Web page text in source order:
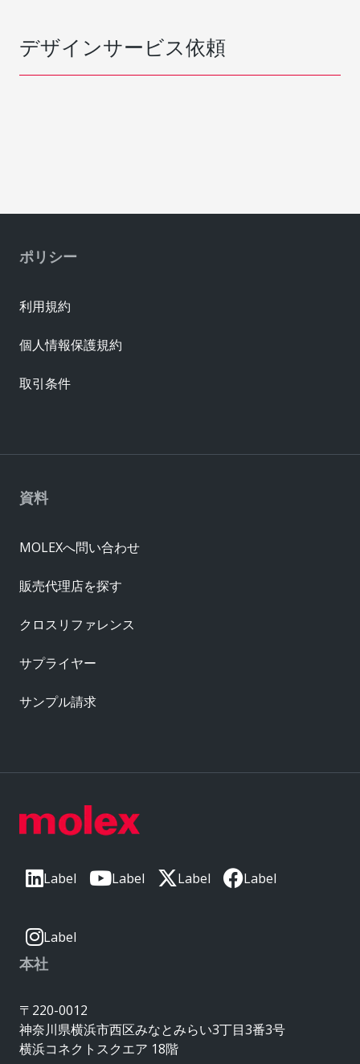
デザインサービス依頼
Label Label Label Label
Label
本社
〒220-0012
神奈川県横浜市西区みなとみらい3丁目3番3号
横浜コネクトスクエア 18階
資料
MOLEXへ問い合わせ
販売代理店を探す
クロスリファレンス
サプライヤー
サンプル請求
ポリシー
利用規約
個人情報保護規約
取引条件